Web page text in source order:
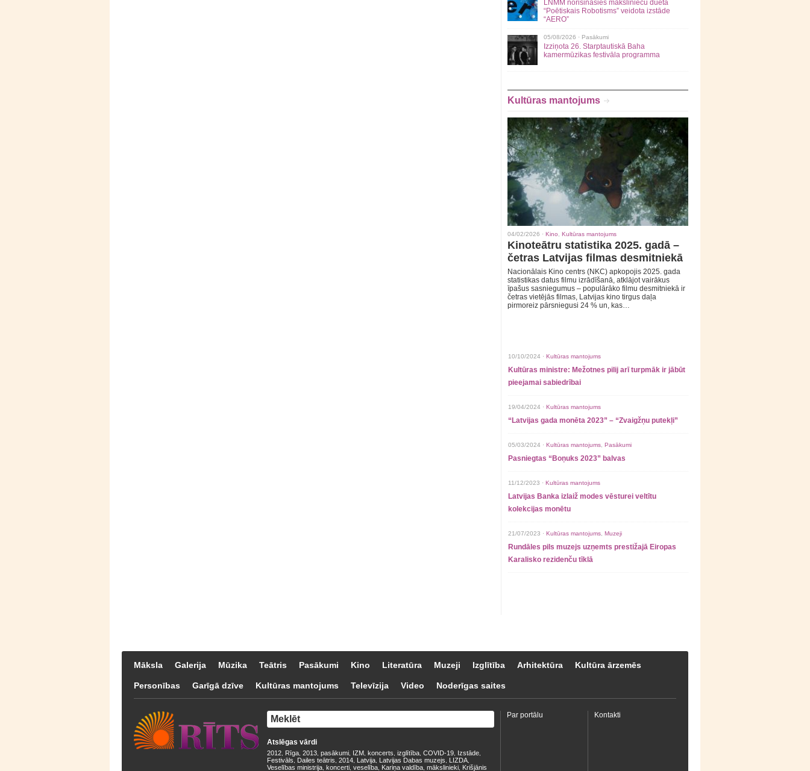
LNMM norisināsies mākslinieču dueta
“Poētiskais Robotisms” veidota izstāde
“AERO”
05/08/2026 · Pasākumi
Izziņota 26. Starptautiskā Baha
kamermūzikas festivāla programma
Kultūras mantojums
04/02/2026 · Kino Kultūras mantojums
Kinoteātru statistika 2025. gadā –
četras Latvijas filmas desmitniekā
Nacionālais Kino centrs (NKC) apkopojis 2025. gada
statistikas datus filmu izrādīšanā, atklājot vairākus
īpašus sasniegumus – populārāko filmu desmitniekā ir
četras vietējās filmas, Latvijas kino tirgus daļa
pirmoreiz pārsniegusi 24 % un, kas…
10/10/2024 · Kultūras mantojums
Kultūras ministre: Mežotnes pilij arī turpmāk ir jābūt
pieejamai sabiedrībai
19/04/2024 · Kultūras mantojums
“Latvijas gada monēta 2023” – “Zvaigžņu putekļi”
05/03/2024 · Kultūras mantojums Pasākumi
Pasniegtas “Boņuks 2023” balvas
11/12/2023 · Kultūras mantojums
Latvijas Banka izlaiž modes vēsturei veltītu
kolekcijas monētu
21/07/2023 · Kultūras mantojums Muzeji
Rundāles pils muzejs uzņemts prestižajā Eiropas
Karalisko rezidenču tīklā
Māksla Galerija Mūzika Teātris Pasākumi Kino Literatūra Muzeji Izglītība Arhitektūra Kultūra ārzemēs
Personības Garīgā dzīve Kultūras mantojums Televīzija Video Noderīgas saites
Atslēgas vārdi
2012 Rīga 2013 pasākumi IZM koncerts izglītība COVID-19 Izstāde
Festivāls Dailes teātris 2014 Latvija Latvijas Dabas muzejs LIZDA
Veselības ministrija koncerti veselība Kariņa valdība mākslinieki Krišjānis
Par portālu Kontakti